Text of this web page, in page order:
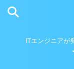
ITエンジニアが